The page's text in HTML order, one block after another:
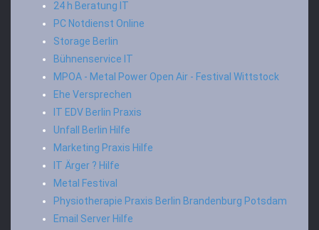
24 h Beratung IT
PC Notdienst Online
Storage Berlin
Bühnenservice IT
MPOA - Metal Power Open Air - Festival Wittstock
Ehe Versprechen
IT EDV Berlin Praxis
Unfall Berlin Hilfe
Marketing Praxis Hilfe
IT Ärger ? Hilfe
Metal Festival
Physiotherapie Praxis Berlin Brandenburg Potsdam
Email Server Hilfe